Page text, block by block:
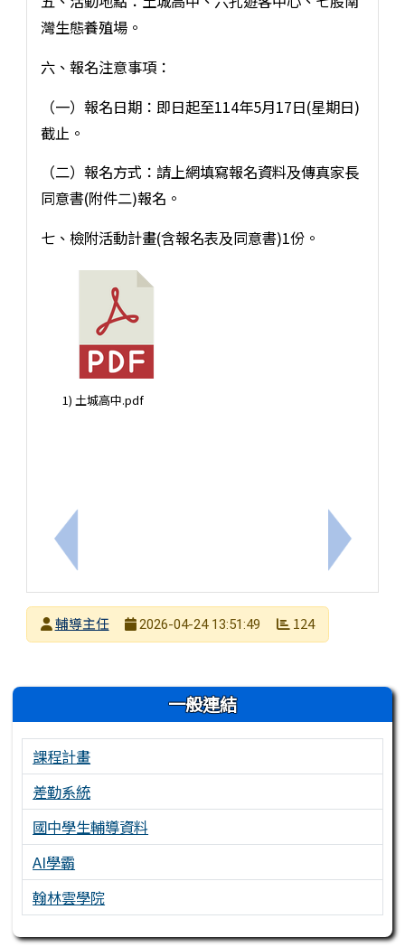
上一筆：「適應體育跨校增能工作坊-器而不捨」實
灣生態養殖場。
六、報名注意事項：
（一）報名日期：即日起至114年5月17日(星期日)
截止。
（二）報名方式：請上網填寫報名資料及傳真家長
同意書(附件二)報名。
七、檢附活動計畫(含報名表及同意書)1份。
1) 土城高中.pdf
下一筆：
發布者
輔導主任
2026-04-24 13:51:49 124
左邊區域內容 一般連結
課程計畫
差勤系統
國中學生輔導資料
AI學霸
翰林雲學院